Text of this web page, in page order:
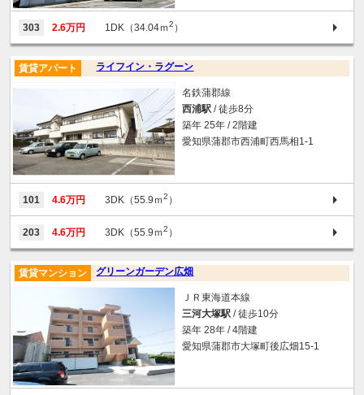
303 2.6万円 1DK（34.04ｍ2 ）
ライフイン・ラグーン
賃貸アパート
名鉄蒲郡線
西浦駅 / 徒歩8分
築年 25年 / 2階建
愛知県蒲郡市西浦町西馬相1-1
101 4.6万円 3DK（55.9ｍ2 ）
203 4.6万円 3DK（55.9ｍ2 ）
グリーンガーデン広畑
賃貸マンション
ＪＲ東海道本線
三河大塚駅 / 徒歩10分
築年 28年 / 4階建
愛知県蒲郡市大塚町後広畑15-1